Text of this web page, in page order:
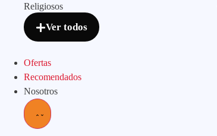
Religiosos
Ver todos
Ofertas
Recomendados
Nosotros